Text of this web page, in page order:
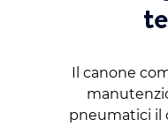
Il canone
pneumatici il